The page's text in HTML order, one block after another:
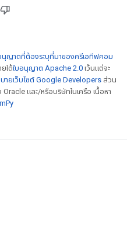
นุญาตที่ต้องระบุที่มาของครีเอทีฟคอม
ใต้ใบอนุญาต Apache 2.0 เว้นแต่จะ
ายเว็บไซต์ Google Developers ส่วน
และ/หรือบริษัทในเครือ เนื้อหา